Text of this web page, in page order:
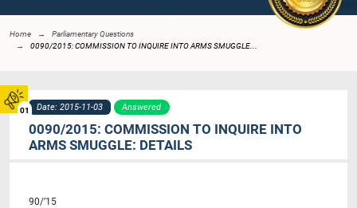
01
Home
Parliamentary Questions
0090/2015: COMMISSION TO INQUIRE INTO ARMS SMUGGLE...
Date: 2015-11-03 Answered
0090/2015: COMMISSION TO INQUIRE INTO
ARMS SMUGGLE: DETAILS
90/’15